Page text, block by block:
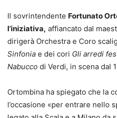
Il sovrintendente Fortunato
l’iniziativa, affiancato dal
dirigerà Orchestra e Coro
Sinfonia e dei cori Gli arredi
Nabucco di Verdi, in scena dal
Ortombina ha spiegato che la
l’occasione «per entrare nello